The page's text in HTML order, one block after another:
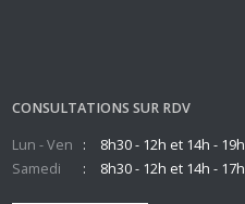
CONSULTATIONS SUR RDV
Lun - Ven
8h30 - 12h et 14h - 19h
Samedi
8h30 - 12h et 14h - 17h